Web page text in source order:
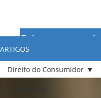
Fale com um
ARTIGOS
Direito do Consumidor